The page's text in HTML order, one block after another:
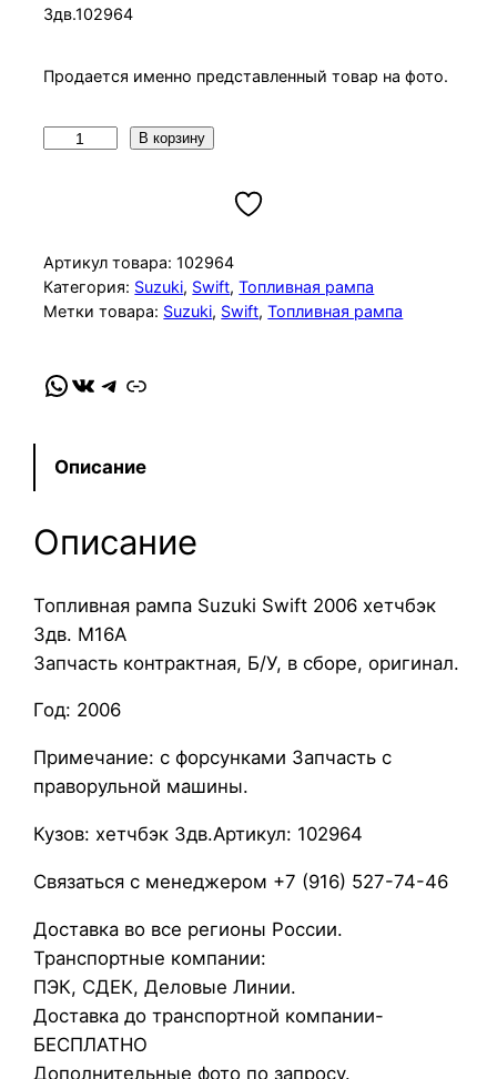
3дв.102964
Продается именно представленный товар на фото.
ч
е
с
в
о
р
Т
о
п
и
в
н
а
я
а
м
п
а
S
u
z
В корзину
Артикул товара: 102964
Категория: Suzuki, Swift, Топливная рампа
Метки товара: Suzuki, Swift, Топливная рампа
WhatsApp VK Telegram Link
Описание
Описание
Топливная рампа Suzuki Swift 2006 хетчбэк
3дв. M16A
Запчасть контрактная, Б/У, в сборе, оригинал.
Год: 2006
Примечание: с форсунками Запчасть с
праворульной машины.
Кузов: хетчбэк 3дв.Артикул: 102964
Связаться с менеджером +7 (916) 527-74-46
Доставка во все регионы России.
Транспортные компании:
ПЭК, СДЕК, Деловые Линии.
Доставка до транспортной компании-
БЕСПЛАТНО
Дополнительные фото по запросу.